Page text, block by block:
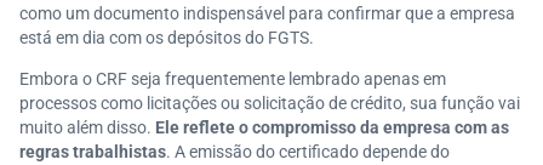
como um documento indispensável para confirmar que a empresa
está em dia com os depósitos do FGTS.
Embora o CRF seja frequentemente lembrado apenas em
processos como licitações ou solicitação de crédito, sua função vai
muito além disso. Ele reflete o compromisso da empresa com as
regras trabalhistas. A emissão do certificado depende do